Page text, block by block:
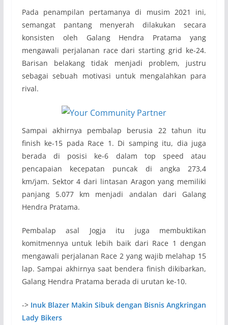
Pada penampilan pertamanya di musim 2021 ini,
semangat pantang menyerah dilakukan secara
konsisten oleh Galang Hendra Pratama yang
mengawali perjalanan race dari starting grid ke-24.
Barisan belakang tidak menjadi problem, justru
sebagai sebuah motivasi untuk mengalahkan para
rival.
Sampai akhirnya pembalap berusia 22 tahun itu
finish ke-15 pada Race 1. Di samping itu, dia juga
berada di posisi ke-6 dalam top speed atau
pencapaian kecepatan puncak di angka 273,4
km/jam. Sektor 4 dari lintasan Aragon yang memiliki
panjang 5.077 km menjadi andalan dari Galang
Hendra Pratama.
Pembalap asal Jogja itu juga membuktikan
komitmennya untuk lebih baik dari Race 1 dengan
mengawali perjalanan Race 2 yang wajib melahap 15
lap. Sampai akhirnya saat bendera finish dikibarkan,
Galang Hendra Pratama berada di urutan ke-10.
-> Inuk Blazer Makin Sibuk dengan Bisnis Angkringan
Lady Bikers